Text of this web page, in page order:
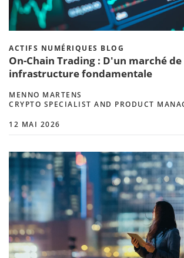
ACTIFS NUMÉRIQUES BLOG
On-Chain Trading : D'un marché
infrastructure fondamentale
MENNO MARTENS
CRYPTO SPECIALIST AND PRODUCT
12 MAI 2026